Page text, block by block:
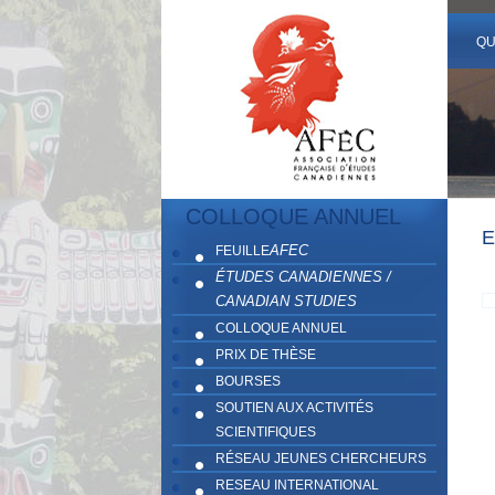
COLLOQUE ANNUEL
FEUILLEAFEC
ÉTUDES CANADIENNES /
CANADIAN STUDIES
COLLOQUE ANNUEL
PRIX DE THÈSE
BOURSES
SOUTIEN AUX ACTIVITÉS
SCIENTIFIQUES
RÉSEAU JEUNES CHERCHEURS
RESEAU INTERNATIONAL